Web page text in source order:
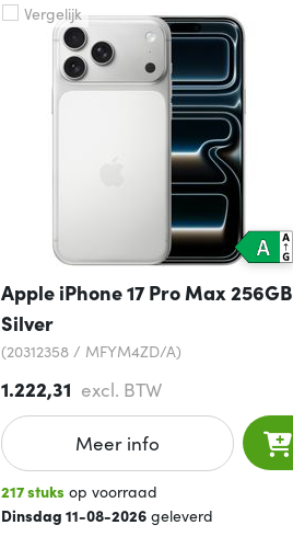
Vergelijk
Apple iPhone 17 Pro Max 256GB
Silver
(20312358 / MFYM4ZD/A)
1.222,31 excl. BTW
Meer info
217 stuks op voorraad
Dinsdag 11-08-2026geleverd